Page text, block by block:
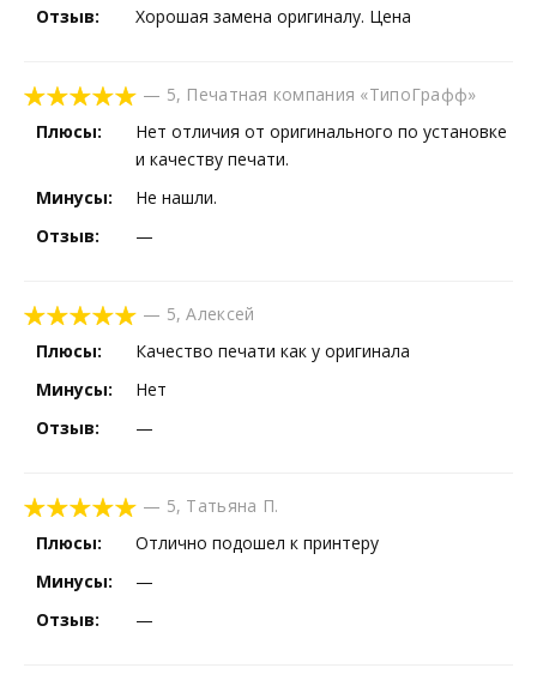
Отзыв:
Хорошая замена оригиналу. Цена
— 5, Печатная компания «ТипоГрафф»
Плюсы:
Нет отличия от оригинального по установке
и качеству печати.
Минусы:
Не нашли.
Отзыв:
—
— 5,Алексей
Плюсы:
Качество печати как у оригинала
Минусы:
Нет
Отзыв:
—
— 5, Татьяна П.
Плюсы:
Отлично подошел к принтеру
Минусы:
—
Отзыв:
—